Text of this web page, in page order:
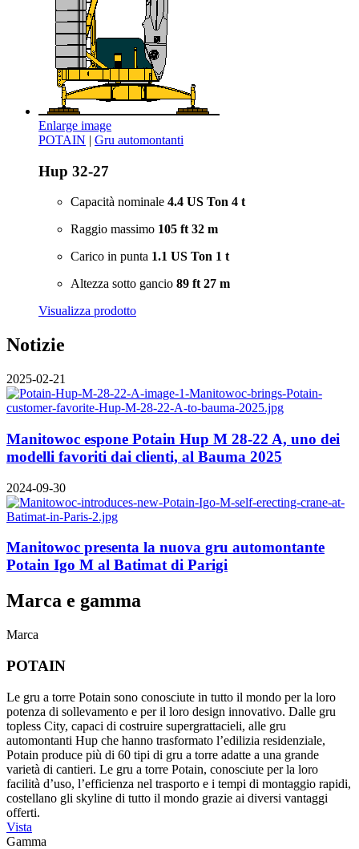
Enlarge image
POTAIN | Gru automontanti
Hup 32-27
Capacità nominale 4.4 US Ton 4 t
Raggio massimo 105 ft 32 m
Carico in punta 1.1 US Ton 1 t
Altezza sotto gancio 89 ft 27 m
Visualizza prodotto
Notizie
2025-02-21
Manitowoc espone Potain Hup M 28-22 A, uno dei
modelli favoriti dai clienti, al Bauma 2025
2024-09-30
Manitowoc presenta la nuova gru automontante
Potain Igo M al Batimat di Parigi
Marca e gamma
Marca
POTAIN
Le gru a torre Potain sono conosciute in tutto il mondo per la loro
potenza di sollevamento e per il loro design innovativo. Dalle gru
topless City, capaci di costruire supergrattacieli, alle gru
automontanti Hup che hanno trasformato l’edilizia residenziale,
Potain produce più di 60 tipi di gru a torre adatte a una grande
varietà di cantieri. Le gru a torre Potain, conosciute per la loro
facilità d’uso, l’efficienza nel trasporto e i tempi di montaggio rapidi,
costellano gli skyline di tutto il mondo grazie ai diversi vantaggi
offerti.
Vista
Gamma